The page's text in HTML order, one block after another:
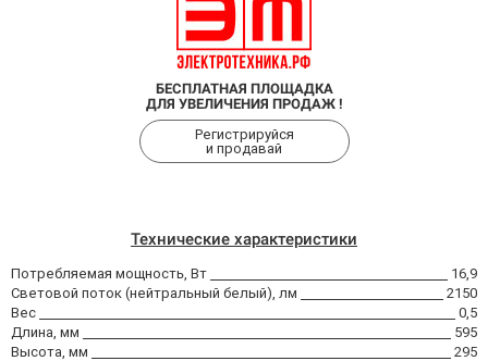
БЕСПЛАТНАЯ ПЛОЩАДКА
ДЛЯ УВЕЛИЧЕНИЯ ПРОДАЖ !
Регистрируйся
и продавай
Технические характеристики
Потребляемая мощность, Вт
16,9
Световой поток (нейтральный белый), лм
2150
Вес
0,5
Длина, мм
595
Высота, мм
295